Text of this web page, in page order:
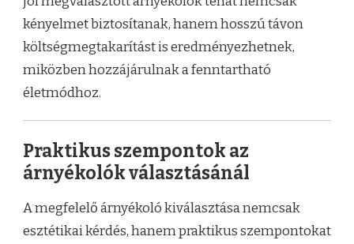
kényelmet biztosítanak, hanem hosszú távon
költségmegtakarítást is eredményezhetnek,
miközben hozzájárulnak a fenntartható
életmódhoz.
Praktikus szempontok az
árnyékolók választásánál
A megfelelő árnyékoló kiválasztása nemcsak
esztétikai kérdés, hanem praktikus szempontokat